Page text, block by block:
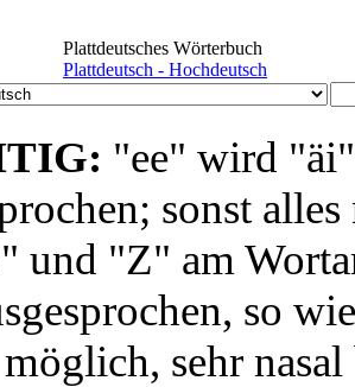
Plattdeutsches Wörterbuch
Plattdeutsch - Hochdeutsch
"ee" wird
sonst
und "Z" am
so
sehr